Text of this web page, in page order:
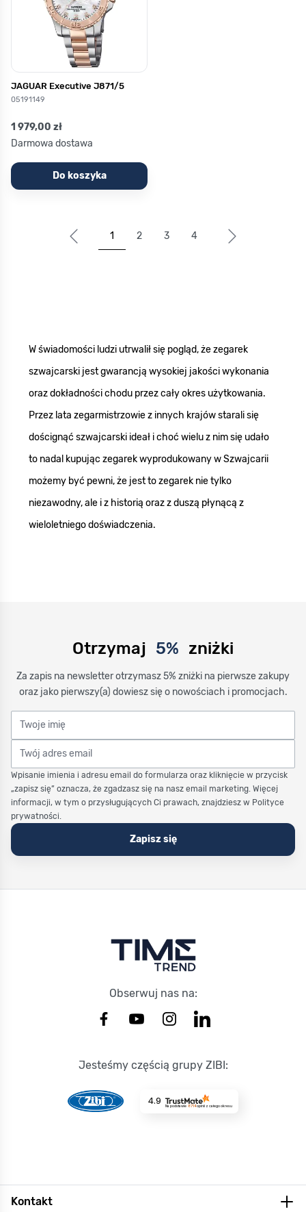
JAGUAR Executive J871/5
05191149
1 979,00 zł
Darmowa dostawa
Do koszyka
1 2 3 4
W świadomości ludzi utrwalił się pogląd, że zegarek
szwajcarski jest gwarancją wysokiej jakości wykonania
oraz dokładności chodu przez cały okres użytkowania.
Przez lata zegarmistrzowie z innych krajów starali się
doścignąć szwajcarski ideał i choć wielu z nim się udało
to nadal kupując zegarek wyprodukowany w Szwajcarii
możemy być pewni, że jest to zegarek nie tylko
niezawodny, ale i z historią oraz z duszą płynącą z
wieloletniego doświadczenia.
Otrzymaj 5% zniżki
Za zapis na newsletter otrzymasz 5% zniżki na pierwsze zakupy
oraz jako pierwszy(a) dowiesz się o nowościach i promocjach.
Twoje imię
Twój adres email
Wpisanie imienia i adresu email do formularza oraz kliknięcie w przycisk
„zapisz się” oznacza, że zgadzasz się na nasz email marketing. Więcej
informacji, w tym o przysługujących Ci prawach, znajdziesz w Polityce
prywatności.
Zapisz się
Obserwuj nas na:
Jesteśmy częścią grupy ZIBI:
4.9
Na podstawie 8714opinii z całego okresu
Kontakt